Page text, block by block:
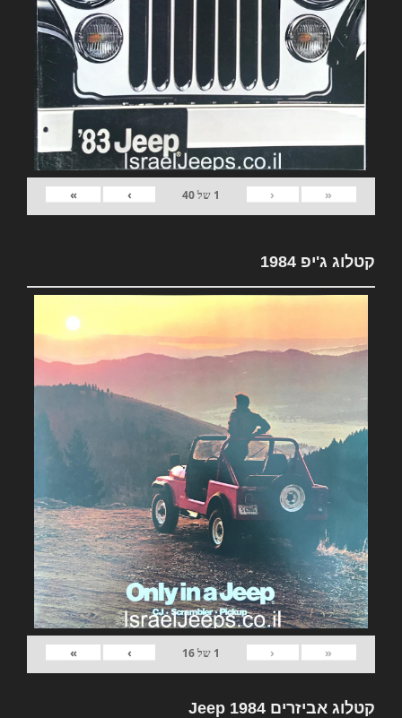
«
‹
1 של40
›
»
קטלוג ג'יפ 1984
«
‹
1 של16
›
»
קטלוג אביזרים Jeep 1984